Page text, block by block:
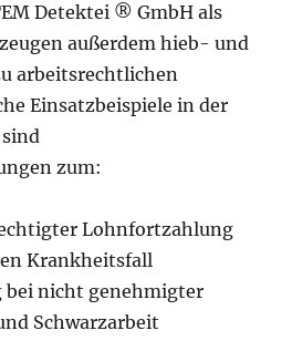
Detektei ® GmbH als
außerdem hieb- und
arbeitsrechtlichen
Einsatzbeispiele in der
zum:
Lohnfortzahlung
Krankheitsfall
bei nicht genehmigter
Schwarzarbeit